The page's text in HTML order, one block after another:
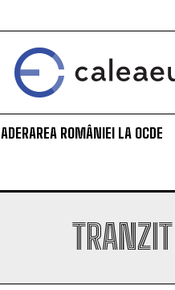
ADERAREA ROMÂNIEI LA OCDE